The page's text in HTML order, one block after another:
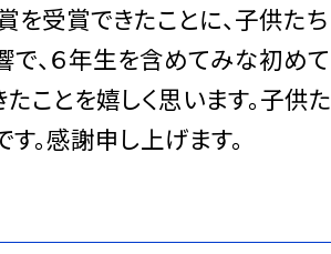
を受賞できたことに、子供たち
で、６年生を含めてみな初めて
ことを嬉しく思います。子供た
。感謝申し上げます。